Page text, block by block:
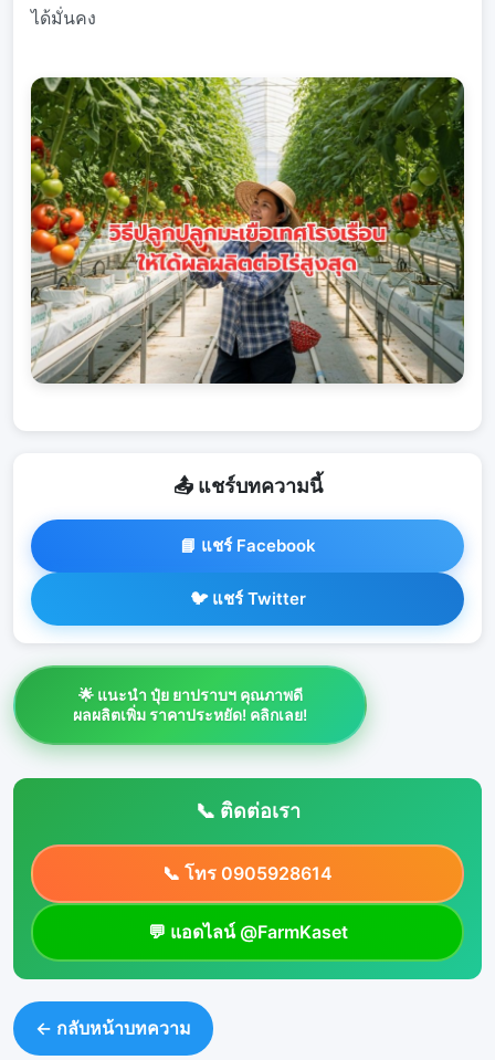
ได้มั่นคง
📤 แชร์บทความนี้
📘 แชร์ Facebook
🐦 แชร์ Twitter
🌟 แนะนำ ปุ๋ย ยาปราบฯ คุณภาพดี
ผลผลิตเพิ่ม ราคาประหยัด! คลิกเลย!
📞 ติดต่อเรา
📞 โทร 0905928614
💬 แอดไลน์ @FarmKaset
← กลับหน้าบทความ